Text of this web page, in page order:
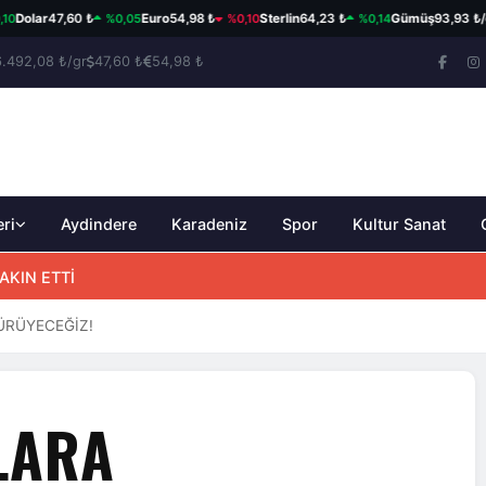
47,60 ₺ %0,05Euro54,98 ₺ %0,10 Sterlin64,23 ₺ %0,14 Gümüş93,93 ₺/gr
₺/gr 47,60 ₺ 54,98 ₺
Aydindere Karadeniz Spor Kultur Sanat
ŞİİR YARIŞMASI